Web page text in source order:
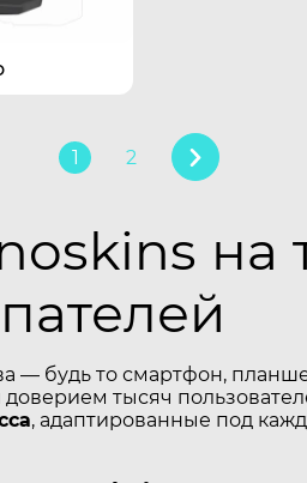
1 2
— будь то смартфон,
тысяч
, адаптированные под